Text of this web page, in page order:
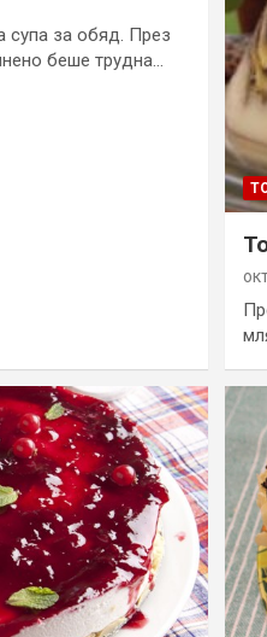
супа за обяд. През
беше трудна…